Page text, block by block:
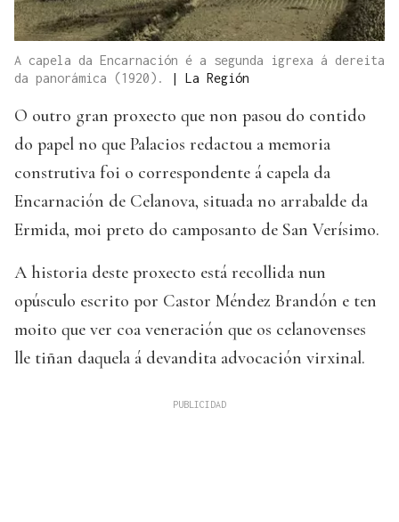
A capela da Encarnación é a segunda igrexa á dereita
da panorámica (1920).
| La Región
O outro gran proxecto que non pasou do contido
do papel no que Palacios redactou a memoria
construtiva foi o correspondente á capela da
Encarnación de Celanova, situada no arrabalde da
Ermida, moi preto do camposanto de San Verísimo.
A historia deste proxecto está recollida nun
opúsculo escrito por Castor Méndez Brandón e ten
moito que ver coa veneración que os celanovenses
lle tiñan daquela á devandita advocación virxinal.